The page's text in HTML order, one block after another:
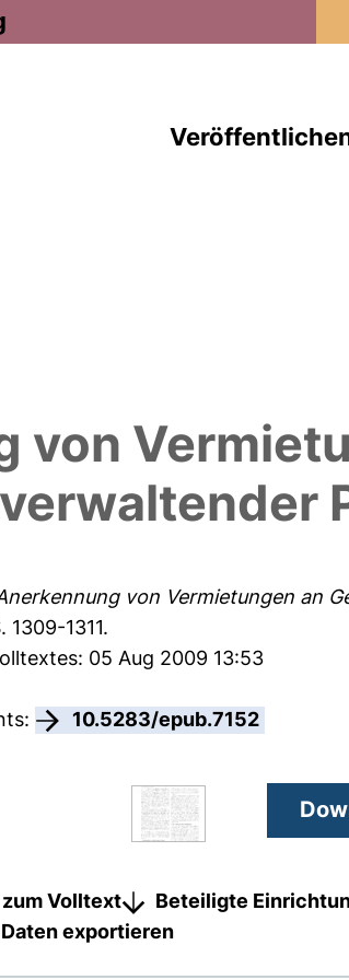
von
von Vermietungen an
1311.
05 Aug 2009 13:53
10.5283/epub.7152
Volltext Beteiligte
exportieren